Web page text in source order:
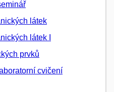
látek
látek I
prvků
cvičení